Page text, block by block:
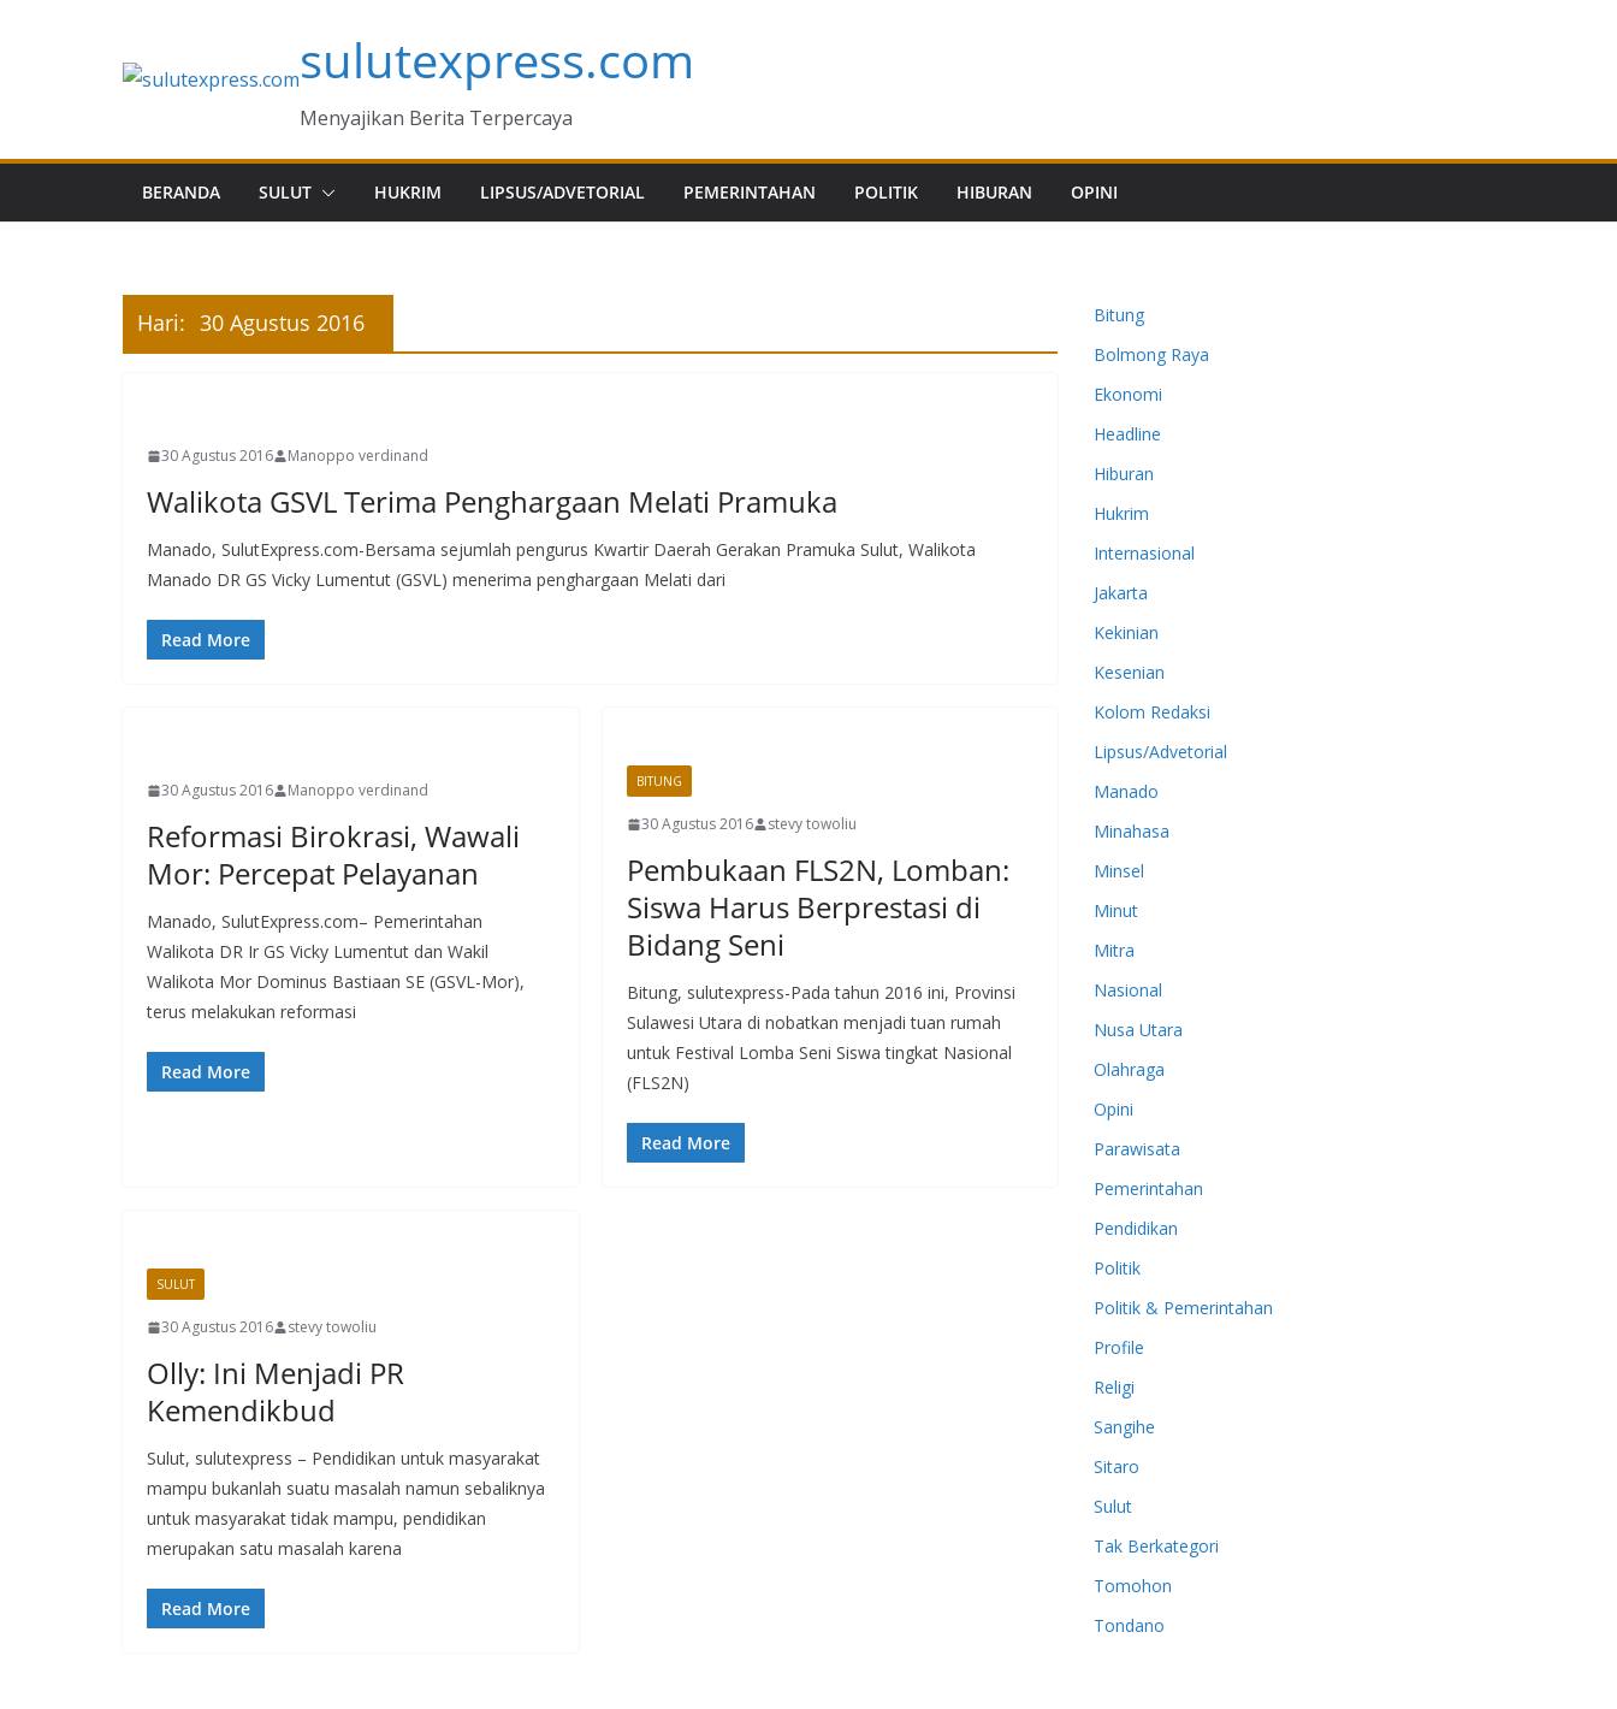
sulutexpress.com
Menyajikan Berita Terpercaya
BERANDA SULUT HUKRIM LIPSUS/ADVETORIAL PEMERINTAHAN POLITIK HIBURAN OPINI
Hari: 30 Agustus 2016
30 Agustus 2016 Manoppo verdinand
Walikota GSVL Terima Penghargaan Melati Pramuka
Manado, SulutExpress.com-Bersama sejumlah pengurus Kwartir Daerah Gerakan Pramuka Sulut, Walikota
Manado DR GS Vicky Lumentut (GSVL) menerima penghargaan Melati dari
Read More
30 Agustus 2016 Manoppo verdinand
Reformasi Birokrasi, Wawali
Mor: Percepat Pelayanan
Manado, SulutExpress.com– Pemerintahan
Walikota DR Ir GS Vicky Lumentut dan Wakil
Walikota Mor Dominus Bastiaan SE (GSVL-Mor),
terus melakukan reformasi
Read More
BITUNG
30 Agustus 2016 stevy towoliu
Pembukaan FLS2N, Lomban:
Siswa Harus Berprestasi di
Bidang Seni
Bitung, sulutexpress-Pada tahun 2016 ini, Provinsi
Sulawesi Utara di nobatkan menjadi tuan rumah
untuk Festival Lomba Seni Siswa tingkat Nasional
(FLS2N)
Read More
SULUT
30 Agustus 2016 stevy towoliu
Olly: Ini Menjadi PR
Kemendikbud
Sulut, sulutexpress – Pendidikan untuk masyarakat
mampu bukanlah suatu masalah namun sebaliknya
untuk masyarakat tidak mampu, pendidikan
merupakan satu masalah karena
Read More
Bitung
Bolmong Raya
Ekonomi
Headline
Hiburan
Hukrim
Internasional
Jakarta
Kekinian
Kesenian
Kolom Redaksi
Lipsus/Advetorial
Manado
Minahasa
Minsel
Minut
Mitra
Nasional
Nusa Utara
Olahraga
Opini
Parawisata
Pemerintahan
Pendidikan
Politik
Politik & Pemerintahan
Profile
Religi
Sangihe
Sitaro
Sulut
Tak Berkategori
Tomohon
Tondano